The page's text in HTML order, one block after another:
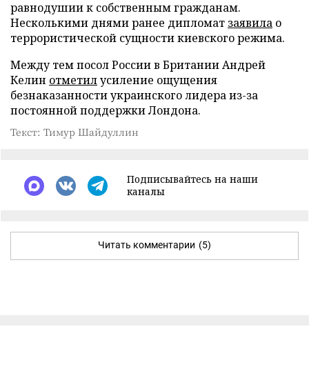
равнодушии к собственным гражданам.
Несколькими днями ранее дипломат заявила о
террористической сущности киевского режима.
Между тем посол России в Британии Андрей
Келин отметилусиление ощущения
безнаказанности украинского лидера из-за
постоянной поддержки Лондона.
Текст: Тимур Шайдуллин
Подписывайтесь на наши
каналы
Читать комментарии (5)